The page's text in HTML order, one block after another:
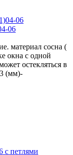
06
материал сосна (
окна с одной
остекляться в
(мм)-